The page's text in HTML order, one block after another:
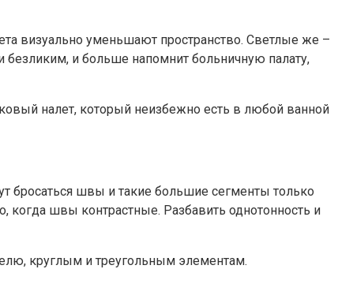
визуально уменьшают пространство. Светлые же –
безликим, и больше напомнит больничную палату,
налет, который неизбежно есть в любой ванной
бросаться швы и такие большие сегменты только
когда швы контрастные. Разбавить однотонность и
круглым и треугольным элементам.